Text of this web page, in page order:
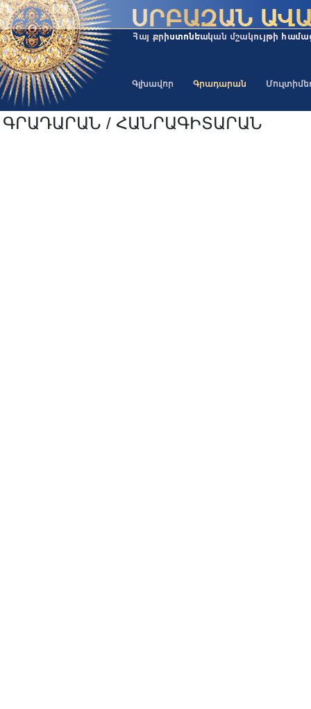
Գլխավոր Գրադարան
ԳՐԱԴԱՐԱՆ / ՀԱՆՐԱԳԻՏԱՐԱՆ